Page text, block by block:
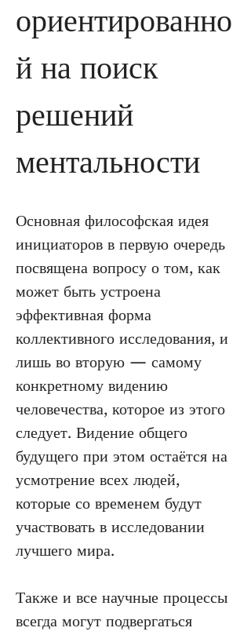
ориентированно
й на поиск
решений
ментальности
Основная философская идея
инициаторов в первую очередь
посвящена вопросу о том, как
может быть устроена
эффективная форма
коллективного исследования, и
лишь во вторую — самому
конкретному видению
человечества, которое из этого
следует. Видение общего
будущего при этом остаётся на
усмотрение всех людей,
которые со временем будут
участвовать в исследовании
лучшего мира.
Также и все научные процессы
всегда могут подвергаться